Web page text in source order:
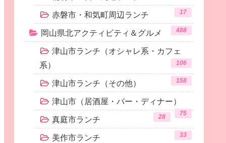
赤磐市・和気町周辺ランチ 17
岡山県北アクティビティ＆グルメ 488
津山市ランチ（オシャレ系・カフェ
系）
106
津山市ランチ（その他） 158
津山市（居酒屋・バー・ディナー）
75
真庭市ランチ 28
美作市ランチ 33